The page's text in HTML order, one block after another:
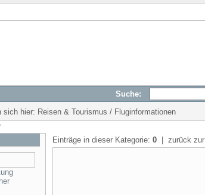
Suche:
sich hier: Reisen & Tourismus / Fluginformationen
Einträge in dieser Kategorie: 0 | zurück zur